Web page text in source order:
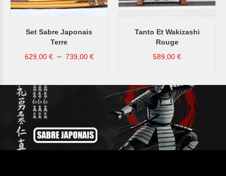
Set Sabre Japonais
Terre
629,00 € – 739,00 €
Tanto Et Wakizashi
Rouge
589,00 €